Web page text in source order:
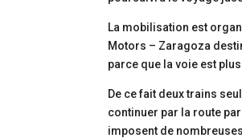
La mobilisation est
Motors – Zaragoza
parce que la voie est
De ce fait deux trains
continuer par la route
imposent de